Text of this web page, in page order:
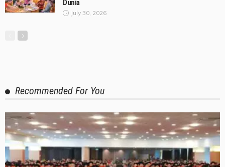
Dunia
July 30, 2026
Recommended For You